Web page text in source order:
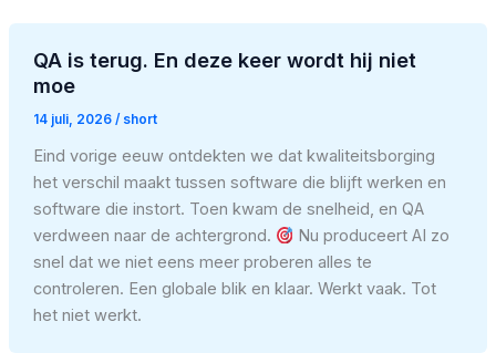
QA is terug. En deze keer wordt hij niet
moe
14 juli, 2026 / short
Eind vorige eeuw ontdekten we dat kwaliteitsborging
het verschil maakt tussen software die blijft werken en
software die instort. Toen kwam de snelheid, en QA
verdween naar de achtergrond.
Nu produceert AI zo
snel dat we niet eens meer proberen alles te
controleren. Een globale blik en klaar. Werkt vaak. Tot
het niet werkt.